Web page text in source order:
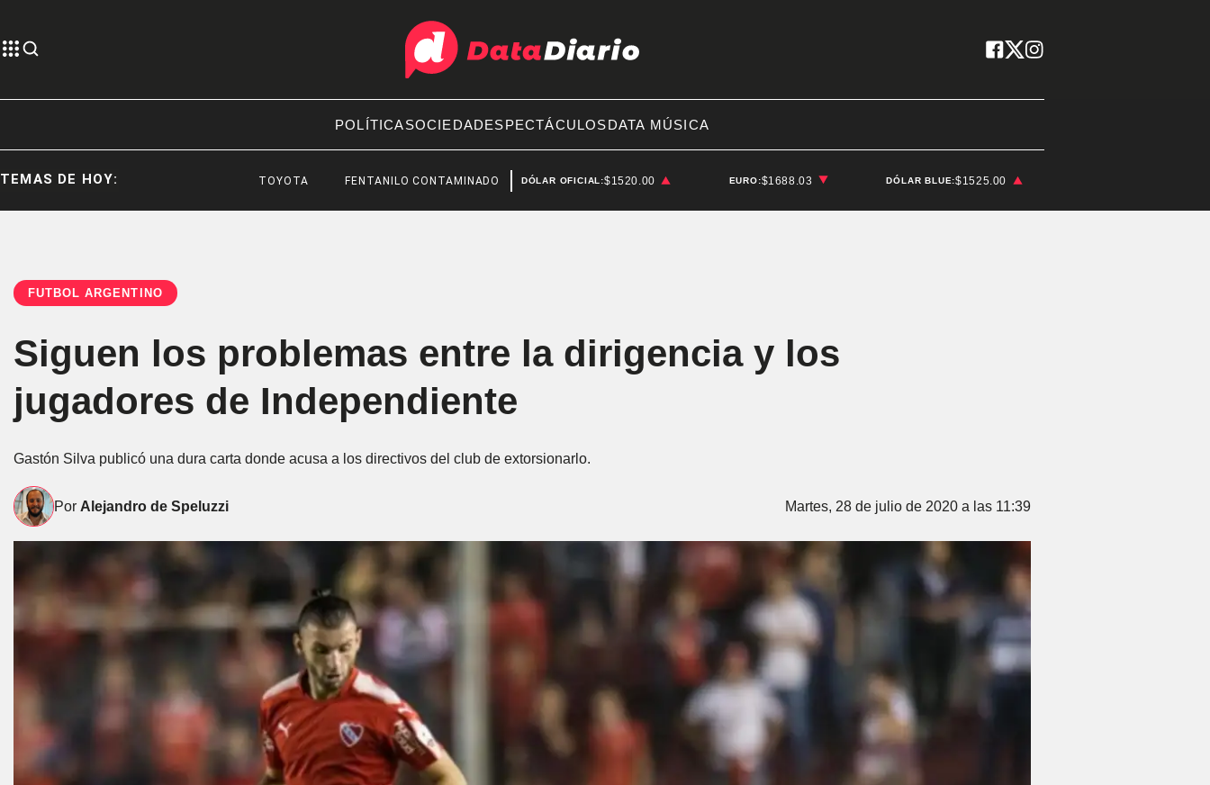
POLÍTICASOCIEDADESPECTÁCULOSDATA MÚSICA
TEMAS DE HOY: FENTANILO CONTAMINADO FEDERICO STURZENEGGER
DÓLAR OFICIAL:$1520.00 EURO:$1688.03 DÓLAR BLUE:$1525.00
FÚTBOL ARGENTINO
Siguen los problemas entre la dirigencia y los
jugadores de Independiente
Gastón Silva publicó una dura carta donde acusa a los directivos del club de extorsionarlo.
Por Alejandro de Speluzzi Martes, 28 de julio de 2020 a las 11:39